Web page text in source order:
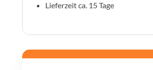
Lieferzeit ca. 15 Tage